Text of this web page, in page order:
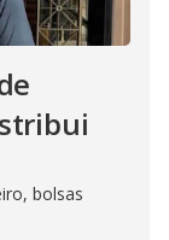
bolsas